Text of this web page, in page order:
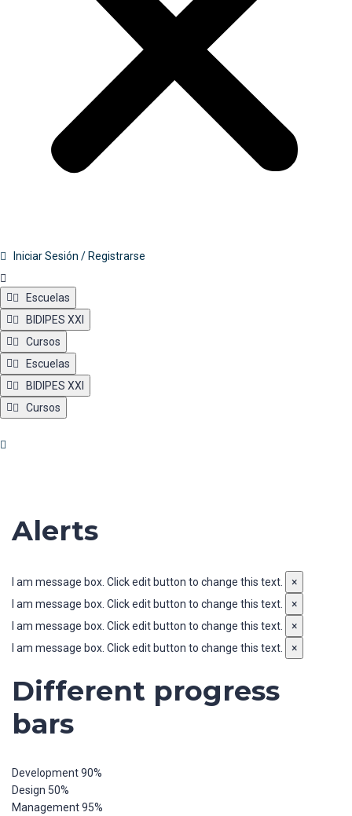
Iniciar Sesión / Registrarse
Escuelas
BIDIPES XXI
Cursos
Escuelas
BIDIPES XXI
Cursos
Alerts
I am message box. Click edit button to change this text.
×
I am message box. Click edit button to change this text.
×
I am message box. Click edit button to change this text.
×
I am message box. Click edit button to change this text.
×
Different progress
bars
Development90%
Design 50%
Management95%